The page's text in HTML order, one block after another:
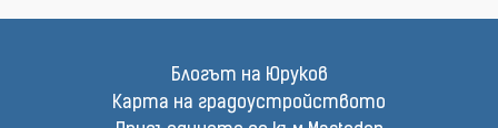
Блогът на Юруков
Карта на градоустройството